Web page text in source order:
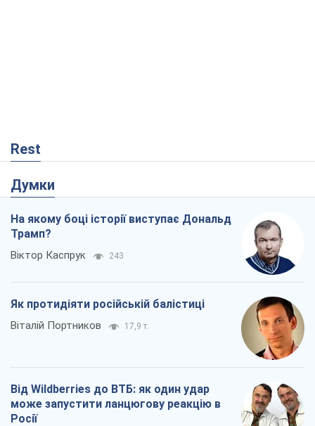
Rest
Думки
На якому боці історії виступає Дональд
Трамп?
Віктор Каспрук 243
Як протидіяти російській балістиці
Віталій Портников 17,9 т.
Від Wildberries до ВТБ: як один удар
може запустити ланцюгову реакцію в
Росії